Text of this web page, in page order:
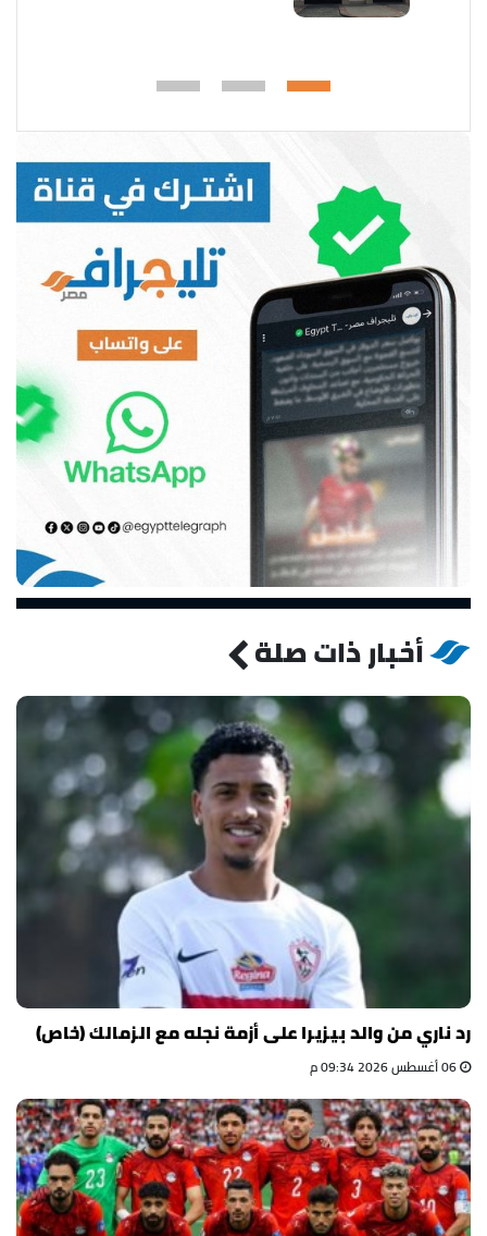
أخبار ذات صلة
رد ناري من والد بيزيرا على أزمة نجله مع الزمالك (خاص)